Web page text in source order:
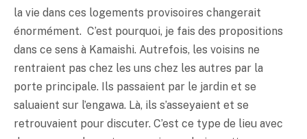
la vie dans ces logements provisoires changerait
énormément. C’est pourquoi, je fais des propositions
dans ce sens à Kamaishi. Autrefois, les voisins ne
rentraient pas chez les uns chez les autres par la
porte principale. Ils passaient par le jardin et se
saluaient sur l’engawa. Là, ils s’asseyaient et se
retrouvaient pour discuter. C’est ce type de lieu avec